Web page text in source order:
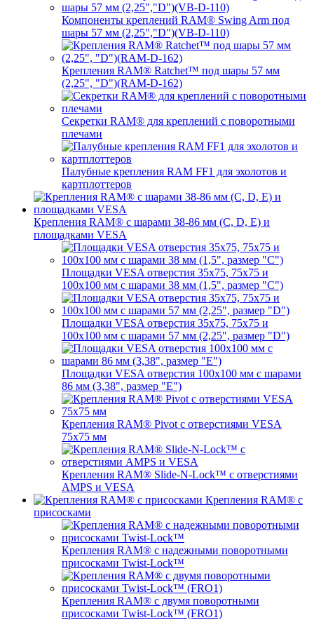
Компоненты креплений RAM® Swing Arm под
шары 57 мм (2,25","D")(VB-D-110)
Крепления RAM® Ratchet™ под шары 57 мм
(2,25", "D")(RAM-D-162)
Секретки RAM® для креплений с поворотными
плечами
Палубные крепления RAM FF1 для эхолотов и
картплоттеров
Крепления RAM® с шарами 38-86 мм (C, D, E) и
площадками VESA
Площадки VESA отверстия 35x75, 75x75 и
100x100 мм с шарами 38 мм (1,5", размер "C")
Площадки VESA отверстия 35х75, 75x75 и
100x100 мм с шарами 57 мм (2,25", размер "D")
Площадки VESA отверстия 100x100 мм с шарами
86 мм (3,38", размер "E")
Крепления RAM® Pivot с отверстиями VESA
75x75 мм
Крепления RAM® Slide-N-Lock™ с отверстиями
AMPS и VESA
Крепления RAM® с
присосками
Крепления RAM® с надежными поворотными
присосками Twist-Lock™
Крепления RAM® с двумя поворотными
присосками Twist-Lock™ (FRO1)